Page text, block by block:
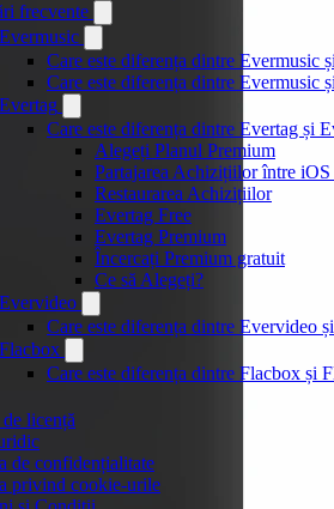
frecvente
Evermusic
Care este diferența dintre Evermusic
Care este diferența dintre Evermusic
Evertag
Care este diferența dintre Evertag și
Alegeți Planul Premium
Partajarea Achizițiilor între
Restaurarea Achizițiilor
Evertag Free
Evertag Premium
Încercați Premium gratuit
Ce să Alegeți?
Evervideo
Care este diferența dintre Evervideo
Flacbox
Care este diferența dintre Flacbox și
licență
de confidențialitate
privind cookie-urile